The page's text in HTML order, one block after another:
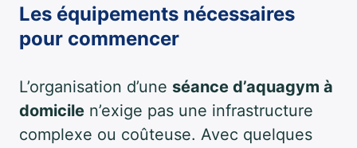
Les équipements nécessaires
pour commencer
L’organisation d’une séance d’aquagym à
domicile n’exige pas une infrastructure
complexe ou coûteuse. Avec quelques